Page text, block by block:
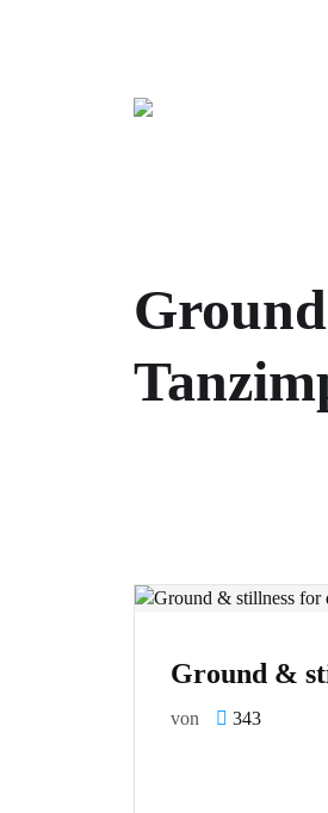
Tanzimprovisation
Ground &
von 343